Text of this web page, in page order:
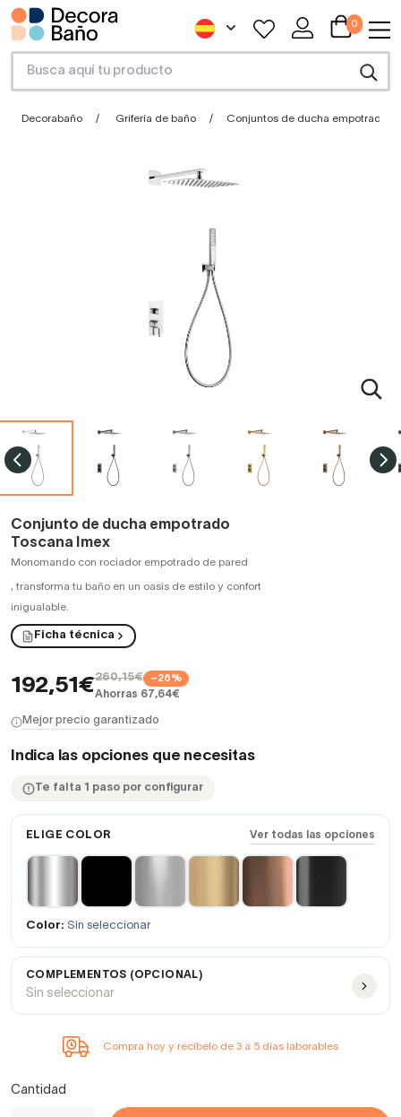
0
Decorabaño Grifería de baño Conjuntos de ducha empotrados
Conjunto de ducha empotrado
Toscana Imex
Monomando con rociador empotrado de pared
, transforma tu baño en un oasis de estilo y confort
inigualable.
Ficha técnica
192,51€260,15€ −26%
Ahorras 67,64€
Mejor precio garantizado
Indica las opciones que necesitas
Te falta 1 paso por configurar
ELIGE COLOR Ver todas las opciones
Color: Sin seleccionar
COMPLEMENTOS (OPCIONAL)
Sin seleccionar
Compra hoy y recíbelo de 3 a 5 días laborables
Cantidad